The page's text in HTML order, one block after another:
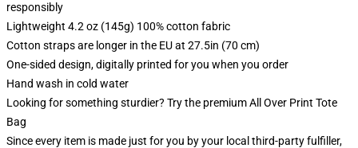
responsibly
Lightweight 4.2 oz (145g) 100% cotton fabric
Cotton straps are longer in the EU at 27.5in (70 cm)
One-sided design, digitally printed for you when you order
Hand wash in cold water
Looking for something sturdier? Try the premium All Over Print Tote
Bag
Since every item is made just for you by your local third-party fulfiller,